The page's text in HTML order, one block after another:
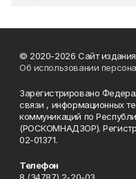
© 2020-2026 Сайт
Об использовании
Зарегистрировано
связи , информационных
коммуникаций по
(РОСКОМНАДЗОР).
02-01371.
Телефон